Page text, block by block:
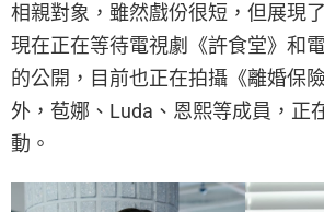
相親對象，雖然戲份很短，但展現
現在正在等待電視劇《許食堂》和
的公開，目前也正在拍攝《離婚保
外，苞娜、Luda、恩熙等成員，正
動。